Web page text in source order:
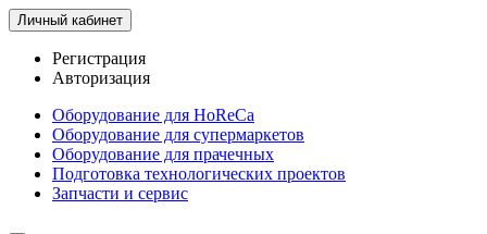
Личный кабинет
Регистрация
Авторизация
Оборудование для HoReCa
Оборудование для супермаркетов
Оборудование для прачечных
Подготовка технологических проектов
Запчасти и сервис